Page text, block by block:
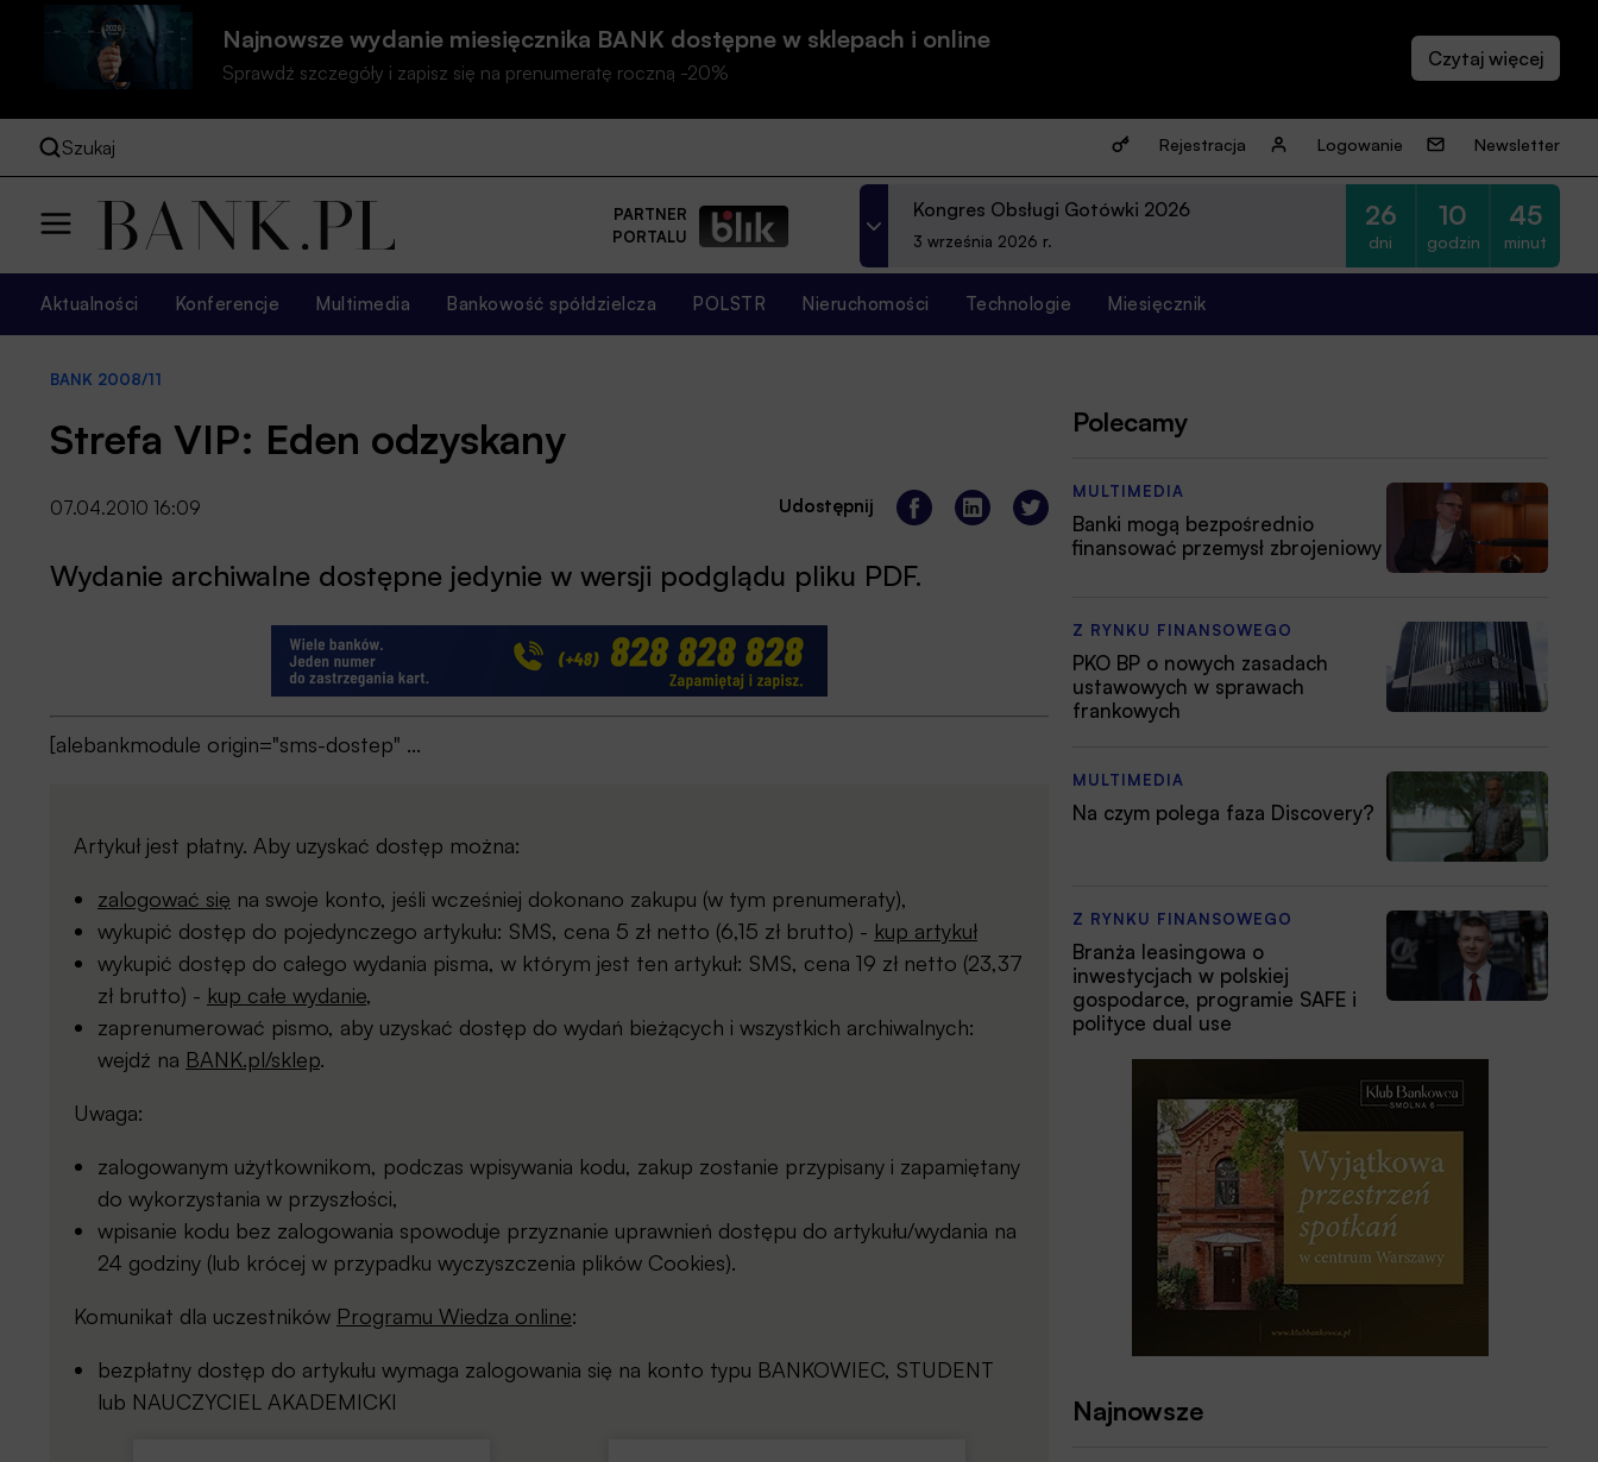
Najnowsze wydanie miesięcznika BANK dostępne w sklepach i online
Sprawdź szczegóły i zapisz się na prenumeratę roczną -20%
Szukaj Rejestracja Logowanie Newsletter
PARTNER
PORTALU
Kongres Obsługi Gotówki 2026
3 września 2026 r.
26
dni
10
godzin
45
minut
Aktualności Konferencje Multimedia Bankowość spółdzielcza POLSTR Nieruchomości Technologie Miesięcznik
BANK 2008/11
Strefa VIP: Eden odzyskany
07.04.2010 16:09 Udostępnij
Wydanie archiwalne dostępne jedynie w wersji podglądu pliku PDF.
[alebankmodule origin="sms-dostep" ...
Artykuł jest płatny. Aby uzyskać dostęp można:
zalogować się na swoje konto, jeśli wcześniej dokonano zakupu (w tym prenumeraty),
wykupić dostęp do pojedynczego artykułu: SMS, cena 5 zł netto (6,15 zł brutto) - kup artykuł
wykupić dostęp do całego wydania pisma, w którym jest ten artykuł: SMS, cena 19 zł netto (23,37
zł brutto) - kup całe wydanie,
zaprenumerować pismo, aby uzyskać dostęp do wydań bieżących i wszystkich archiwalnych:
wejdź na BANK.pl/sklep.
Uwaga:
zalogowanym użytkownikom, podczas wpisywania kodu, zakup zostanie przypisany i zapamiętany
do wykorzystania w przyszłości,
wpisanie kodu bez zalogowania spowoduje przyznanie uprawnień dostępu do artykułu/wydania na
24 godziny (lub krócej w przypadku wyczyszczenia plików Cookies).
Komunikat dla uczestników Programu Wiedza online:
bezpłatny dostęp do artykułu wymaga zalogowania się na konto typu BANKOWIEC, STUDENT
lub NAUCZYCIEL AKADEMICKI
Polecamy
MULTIMEDIA
Banki mogą bezpośrednio
finansować przemysł zbrojeniowy
Z RYNKU FINANSOWEGO
PKO BP o nowych zasadach
ustawowych w sprawach
frankowych
MULTIMEDIA
Na czym polega faza Discovery?
Z RYNKU FINANSOWEGO
Branża leasingowa o
inwestycjach w polskiej
gospodarce, programie SAFE i
polityce dual use
Najnowsze